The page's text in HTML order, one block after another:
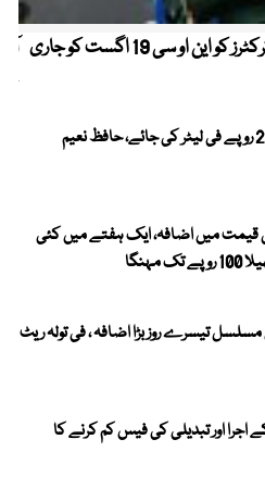
کیریبین پریمیئر لیگ ، قومی کرکٹرز کو این او سی 19 اگست کو جاری
پیٹرول کی قیمت 228 روپے فی لیٹر کی جائے، حافظ نعیم
قیمت میں اضافہ، ایک ہفتے میں کئی
تیسرے روز بڑا اضافہ ، فی تولہ ریٹ
اور تبدیلی کی فیس کم کرنے کا